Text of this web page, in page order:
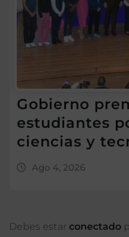
Gobierno
estudiantes
ciencias y
Ago 4, 2026
Debes estar conectado